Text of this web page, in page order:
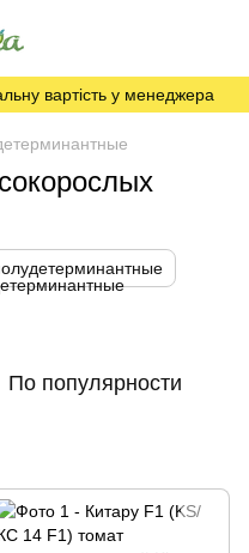
вартість у менеджера
По популярности